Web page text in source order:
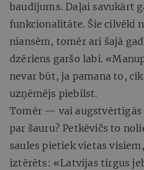
baudījums. Daļai savukārt
funkcionalitāte. Šie cilvēki
niansēm, tomēr arī šajā
dzēriens garšo labi.
nevar būt, ja pamana to,
uzņēmējs piebilst.
Tomēr — vai augstvērtīgās
par šauru? Petkēvičs to
saules pietiek vietas
iztērēts: «Latvijas tirgus